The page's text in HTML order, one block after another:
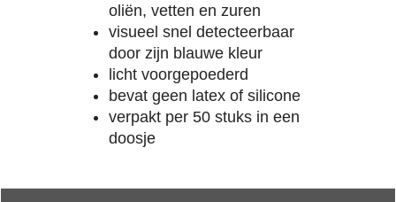
oliën, vetten en zuren
visueel snel detecteerbaar
door zijn blauwe kleur
licht voorgepoederd
bevat geen latex of silicone
verpakt per 50 stuks in een
doosje